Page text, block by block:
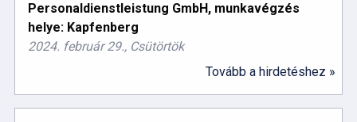
Personaldienstleistung GmbH, munkavégzés
helye: Kapfenberg
2024. február 29., Csütörtök
Tovább a hirdetéshez »